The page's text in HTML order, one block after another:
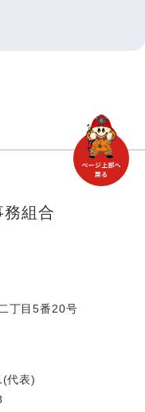
務組合
丁目5番20号
代表)